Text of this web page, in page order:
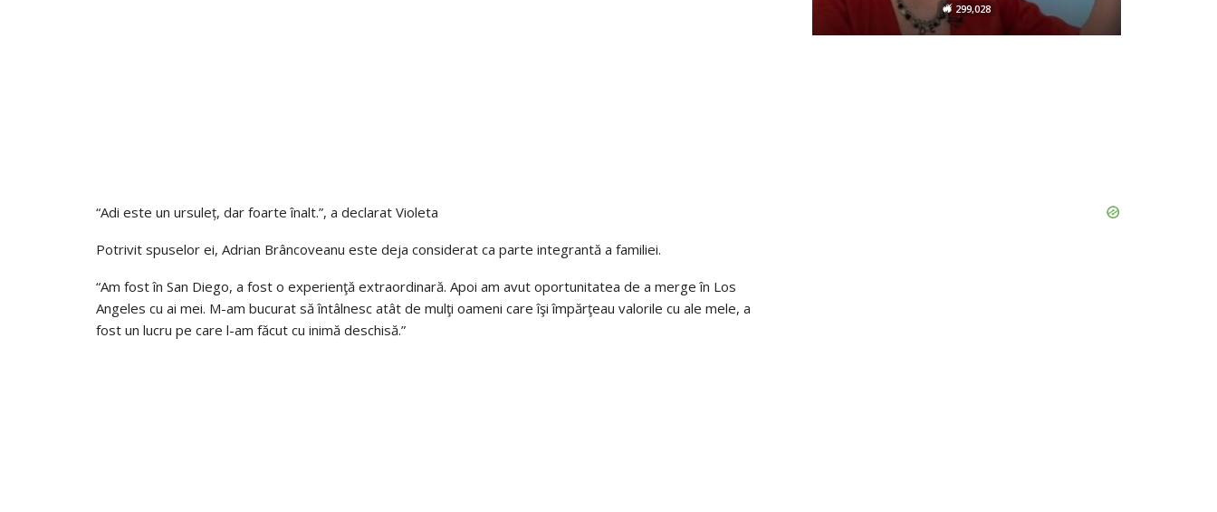
“Adi este un ursuleț, dar foarte înalt.”, a declarat Violeta
Potrivit spuselor ei, Adrian Brâncoveanu este deja considerat ca parte integrantă a familiei.
“Am fost în San Diego, a fost o experienţă extraordinară. Apoi am avut oportunitatea de a merge în Los
Angeles cu ai mei. M-am bucurat să întâlnesc atât de mulţi oameni care îşi împărţeau valorile cu ale mele, a
fost un lucru pe care l-am făcut cu inimă deschisă.”
299,028